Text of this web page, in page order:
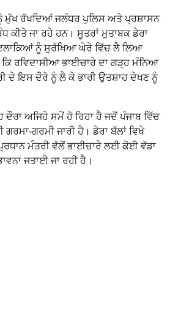
ਮੁੱਖ ਰੱਖਦਿਆਂ ਜਲੰਧਰ ਪੁਲਿਸ ਅਤੇ ਪ੍ਰਸ਼ਾਸਨ
ਕੀਤੇ ਜਾ ਰਹੇ ਹਨ। ਸੂਤਰਾਂ ਮੁਤਾਬਕ ਡੇਰਾ
ਨੂੰ ਸੁਰੱਖਿਆ ਘੇਰੇ ਵਿੱਚ ਲੈ ਲਿਆ
ਰਵਿਦਾਸੀਆ ਭਾਈਚਾਰੇ ਦਾ ਗੜ੍ਹ ਮੰਨਿਆ
ਦੇ ਇਸ ਦੌਰੇ ਨੂੰ ਲੈ ਕੇ ਭਾਰੀ ਉਤਸ਼ਾਹ ਦੇਖਣ ਨੂੰ
ਦੌਰਾ ਅਜਿਹੇ ਸਮੇਂ ਹੋ ਰਿਹਾ ਹੈ ਜਦੋਂ ਪੰਜਾਬ ਵਿੱਚ
ਗਰਮੀ ਜਾਰੀ ਹੈ। ਡੇਰਾ ਬੱਲਾਂ ਵਿਖੇ
ਮੰਤਰੀ ਵੱਲੋਂ ਭਾਈਚਾਰੇ ਲਈ ਕੋਈ ਵੱਡਾ
ਜਤਾਈ ਜਾ ਰਹੀ ਹੈ।